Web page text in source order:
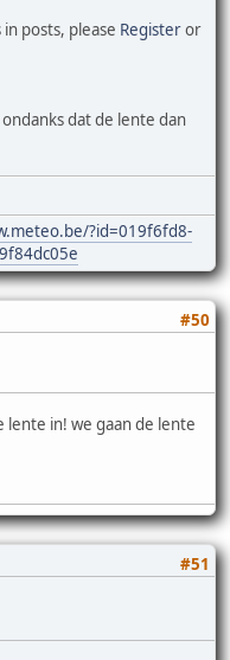
posts, please Registeror
dat de lente dan
?id=019f6fd8-
#50
lente in! we gaan de lente
#51